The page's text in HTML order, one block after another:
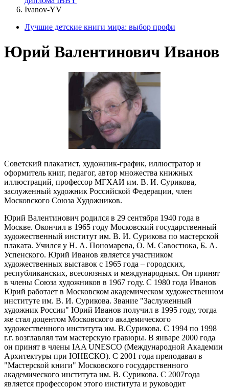
Ivanov-YV
Лучшие детские книги мира: выбор профи
Юрий Валентинович Иванов
Советский плакатист, художник-график, иллюстратор и
оформитель книг, педагог, автор множества книжных
иллюстраций, профессор МГХАИ им. В. И. Сурикова,
заслуженный художник Российской Федерации, член
Московского Союза Художников.
Юрий Валентинович родился в 29 сентября 1940 года в
Москве. Окончил в 1965 году Московский государственный
художественный институт им. В. И. Сурикова по мастерской
плаката. Учился у Н. А. Пономарева, О. М. Савостюка, Б. А.
Успенского. Юрий Иванов является участником
художественных выставок с 1965 года – городских,
республиканских, всесоюзных и международных. Он принят
в члены Союза художников в 1967 году. С 1980 года Иванов
Юрий работает в Московском академическом художественном
институте им. В. И. Сурикова. Звание "Заслуженный
художник России" Юрий Иванов получил в 1995 году, тогда
же стал доцентом Московского академического
художественного института им. В.Сурикова. С 1994 по 1998
г.г. возглавлял там мастерскую гравюры. В январе 2000 года
он принят в члены IAA UNESCO (Международной Академии
Архитектуры при ЮНЕСКО). С 2001 года преподавал в
"Мастерской книги" Московского государственного
академического института им. В. Сурикова. С 2007года
является профессором этого института и руководит